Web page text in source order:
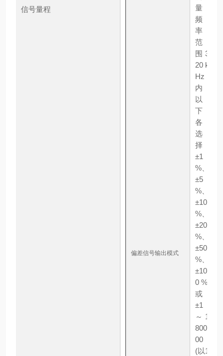
信号量程
偏差信号输出模式
量
频
率
范
围3
20 k
Hz
内
以
下
各
选
择
±1
%、
±5
%、
±10
%、
±20
%、
±50
%、
±10
0 %
或
±1
～1
800
00
(以1